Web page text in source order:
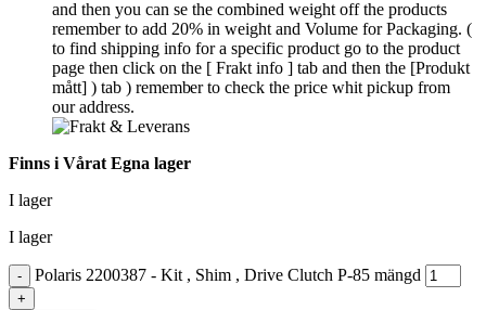
and then you can se the combined weight off the products
remember to add 20% in weight and Volume for Packaging. (
to find shipping info for a specific product go to the product
page then click on the [ Frakt info ] tab and then the [Produkt
mått] ) tab ) rememberto check the price whit pickup from
our address.
Finns i Vårat Egna lager
I lager
I lager
- Polaris 2200387 - Kit , Shim , Drive Clutch P-85 mängd
+